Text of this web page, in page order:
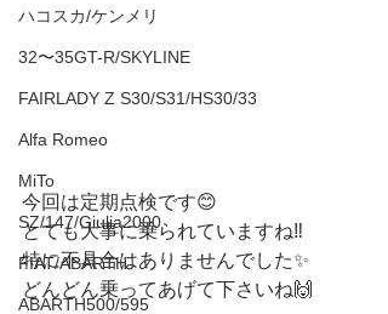
ハコスカ/ケンメリ
32〜35GT-R/SKYLINE
FAIRLADY Z S30/S31/HS30/33
Alfa Romeo
MiTo
SZ/147/Giulia2000
FIAT/ABARTH
ABARTH500/595
今回は定期点検です😊
とても大事に乗られていますね‼️
特に不具合はありませんでした✨
どんどん乗ってあげて下さいね🙌